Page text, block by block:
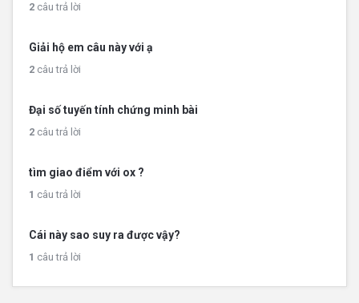
2 câu trả lời
Giải hộ em câu này với ạ
2 câu trả lời
Đại số tuyến tính chứng minh bài
2 câu trả lời
tìm giao điểm với ox ?
1 câu trả lời
Cái này sao suy ra được vậy?
1 câu trả lời